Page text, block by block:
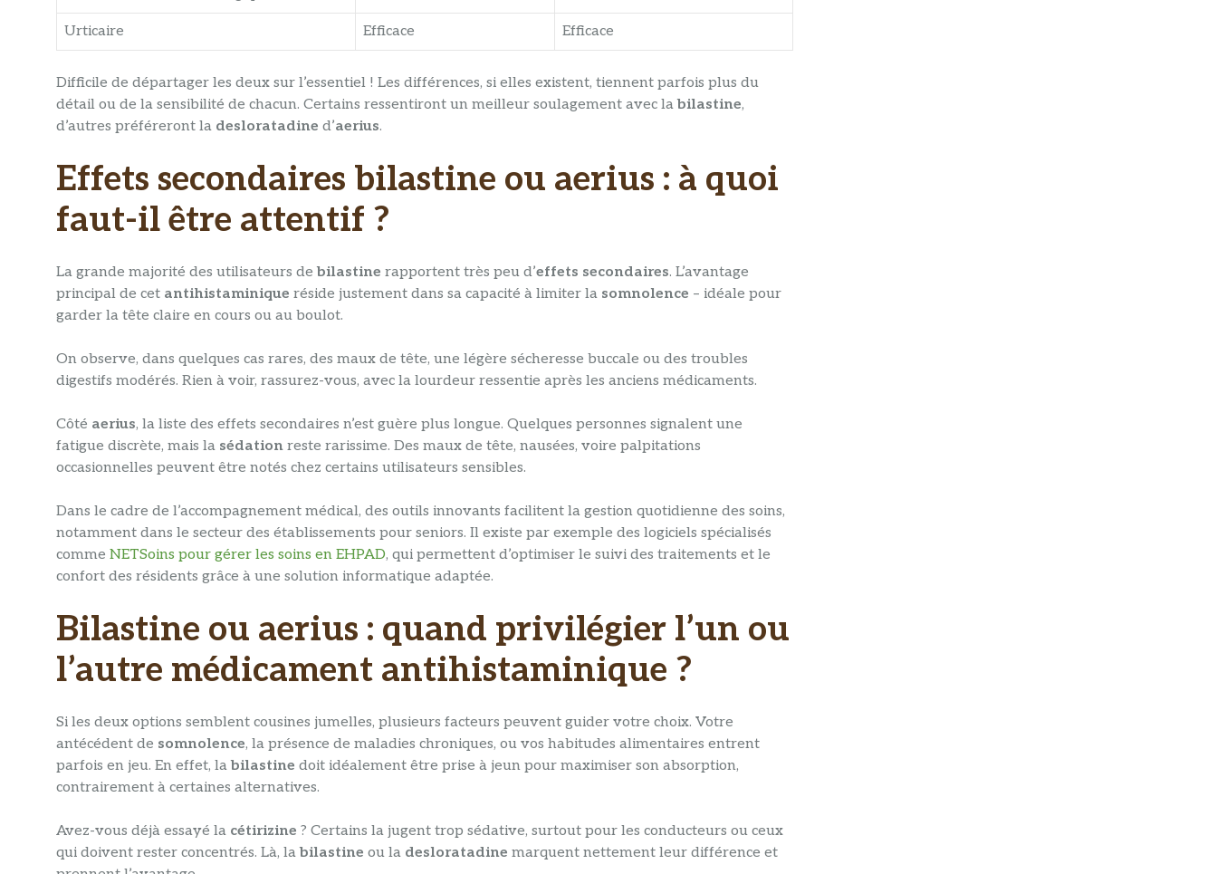
Urticaire Efficace Efficace
Difficile de départager les deux sur l’essentiel ! Les différences, si elles existent, tiennent parfois plus du
détail ou de la sensibilité de chacun. Certains ressentiront un meilleur soulagement avec labilastine,
d’autres préféreront la desloratadine d’aerius.
Effets secondaires bilastine ou aerius : à quoi
faut-il être attentif ?
La grande majorité des utilisateurs debilastine rapportent très peu d’effets secondaires. L’avantage
principal de cet antihistaminique réside justement dans sa capacité à limiter la somnolence – idéale pour
garder la tête claire en cours ou au boulot.
On observe, dans quelques cas rares, des maux de tête, une légère sécheresse buccale ou des troubles
digestifs modérés. Rien à voir, rassurez-vous, avec la lourdeur ressentie après les anciens médicaments.
Côté aerius, la liste des effets secondaires n’est guère plus longue. Quelques personnes signalent une
fatigue discrète, mais la sédation reste rarissime. Des maux de tête, nausées, voire palpitations
occasionnelles peuvent être notés chez certains utilisateurs sensibles.
Dans le cadre de l’accompagnement médical, des outils innovants facilitent la gestion quotidienne des soins,
notamment dans le secteur des établissements pour seniors. Il existe par exemple des logiciels spécialisés
comme NETSoins pour gérer les soins en EHPAD, qui permettent d’optimiser le suivi des traitements et le
confort des résidents grâce à une solution informatique adaptée.
Bilastine ou aerius : quand privilégier l’un ou
l’autre médicament antihistaminique ?
Si les deux options semblent cousines jumelles, plusieurs facteurs peuvent guider votre choix. Votre
antécédent de somnolence, la présence de maladies chroniques, ou vos habitudes alimentaires entrent
parfois en jeu. En effet, labilastine doit idéalement être prise à jeun pour maximiser son absorption,
contrairement à certaines alternatives.
Avez-vous déjà essayé la cétirizine ? Certains la jugent trop sédative, surtout pour les conducteurs ou ceux
qui doivent rester concentrés. Là, labilastine ou la desloratadine marquent nettement leur différence et